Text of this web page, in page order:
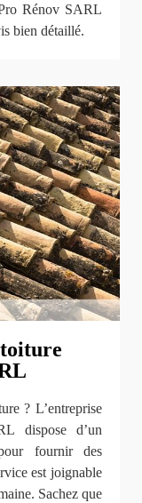
Rénov SARL
bien détaillé.
? L’entreprise
dispose d’un
fournir des
est joignable
Sachez que